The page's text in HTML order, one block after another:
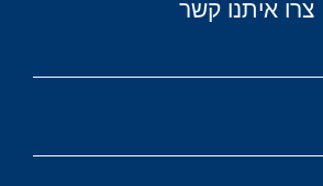
צרו איתנו קשר